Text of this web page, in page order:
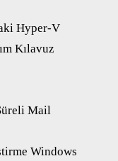
Hyper-V
Kılavuz
Mail
Windows